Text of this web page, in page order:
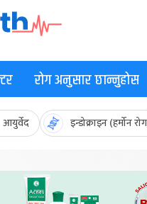
रोग अनुसार छान्नुहोस
आयुर्वेद इन्डोक्राइन (हर्मोन